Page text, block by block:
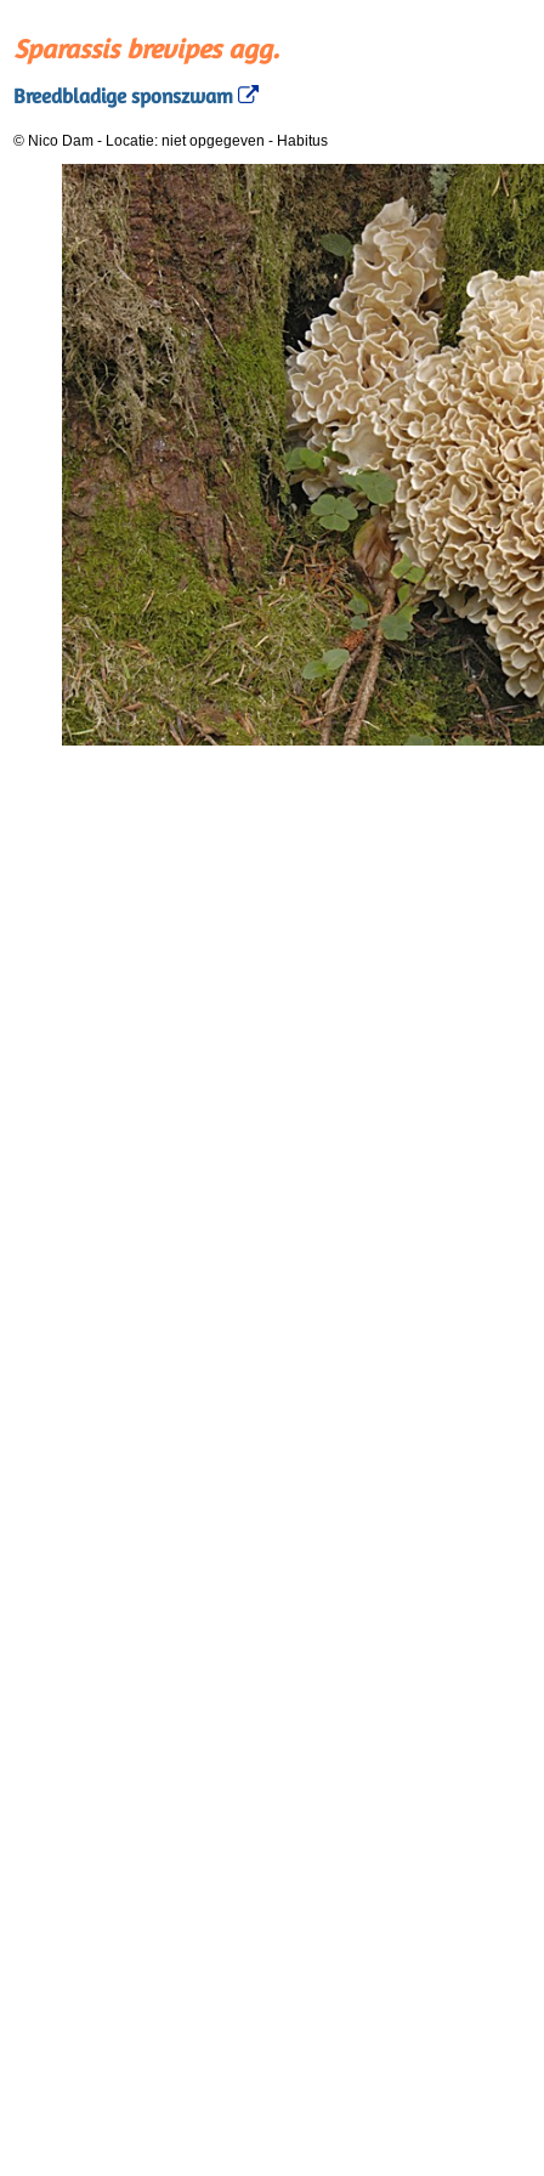
Sparassis brevipes agg.
Breedbladige sponszwam
© Nico Dam - Locatie: niet opgegeven - Habitus